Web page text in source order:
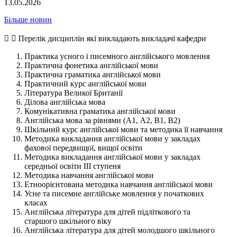
13.05.2026
Більше новин
Перелік дисциплін які викладають викладачі кафедри
Практика усного і писемного англійського мовлення
Практична фонетика англійської мови
Практична граматика англійської мови
Практичний курс англійської мови
Література Великої Британії
Ділова англійська мова
Комунікативна граматика англійської мови
Англійська мова за рівнями (А1, А2, В1, В2)
Шкільний курс англiйської мови та методика її навчання
Методика викладання англійської мови у закладах
фахової передвищої, вищої освіти
Методика викладання англiйської мови у закладах
середньої освiти III ступеня
Методика навчання англійської мови
Етноорієнтована методика навчання англійської мови
Усне та писемне англійське мовлення у початкових
класах
Англійська література для дітей підліткового та
старшого шкільного віку
Англiйська лiтература для дiтей молодшого шкiльного